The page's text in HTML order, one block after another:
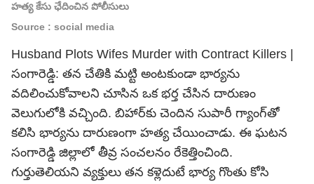
హత్య కేసు ఛేదించిన పోలీసులు
Source : social media
Husband Plots Wifes Murder with Contract Killers |
సంగారెడ్డి: తన చేతికి మట్టి అంటకుండా భార్యను
వదిలించుకోవాలని చూసిన ఒక భర్త చేసిన దారుణం
వెలుగులోకి వచ్చింది. బిహార్‌కు చెందిన సుపారీ గ్యాంగ్‌తో
కలిసి భార్యను దారుణంగా హత్య చేయించాడు. ఈ ఘటన
సంగారెడ్డి జిల్లాలో తీవ్ర సంచలనం రేకెత్తించింది.
గుర్తుతెలియని వ్యక్తులు తన కళ్లెదుటే భార్య గొంతు కోసి